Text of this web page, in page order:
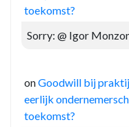
toekomst?
Sorry: @ Igor
onGoodwill bij
eerlijk
toekomst?